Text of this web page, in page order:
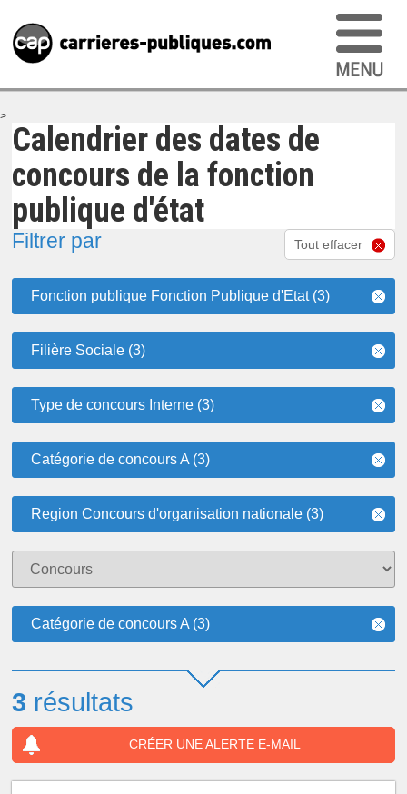
>
Calendrier des dates de
concours de la fonction
publique d'état
Filtrer par Tout effacer
Fonction publique Fonction Publique d'Etat (3)
Filière Sociale (3)
Type de concours Interne (3)
Catégorie de concours A (3)
Region Concours d'organisation nationale (3)
Catégorie de concours A (3)
3 résultats
CRÉER UNE ALERTE E-MAIL